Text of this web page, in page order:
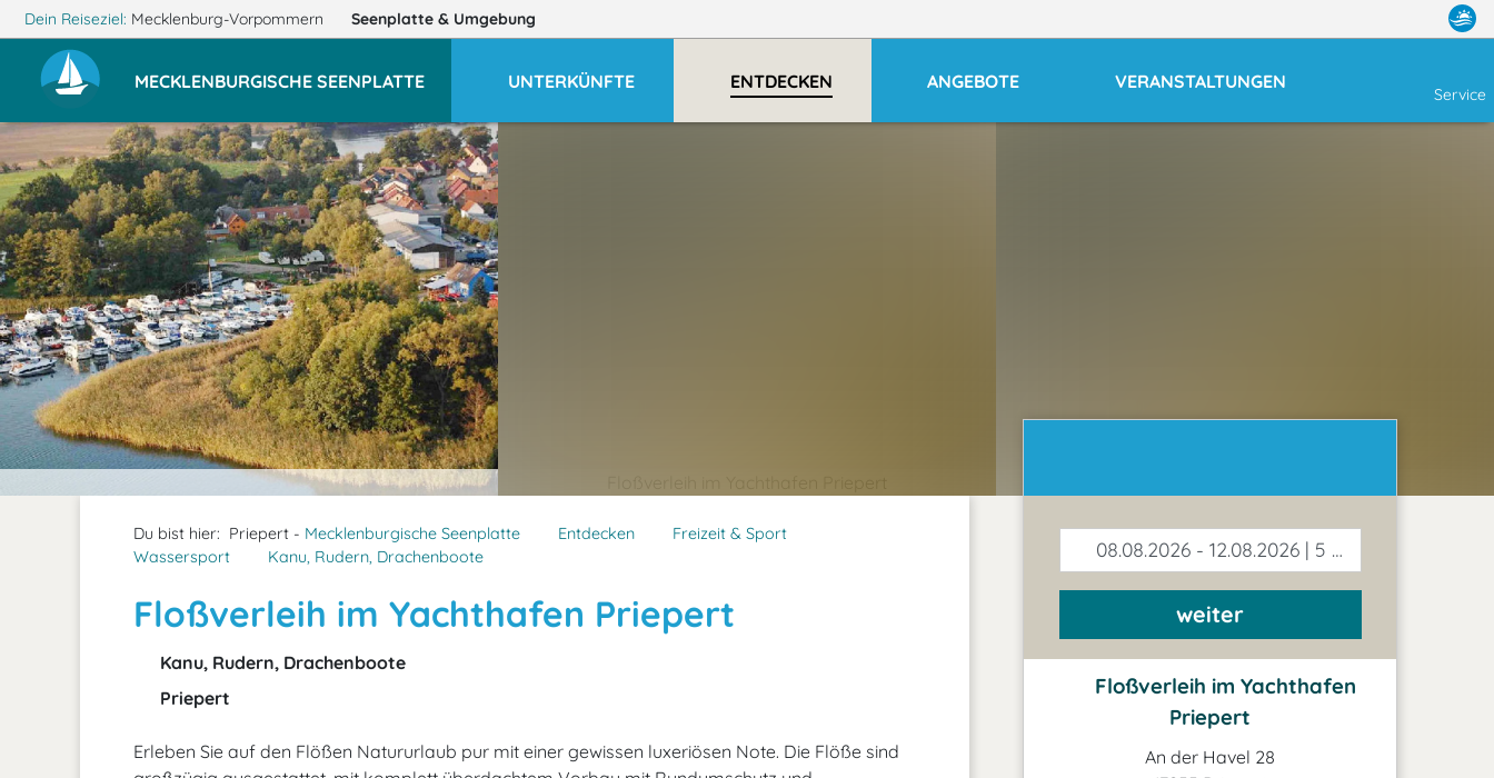
Dein Reiseziel: Mecklenburg-Vorpommern Seenplatte & Umgebung
MECKLENBURGISCHE SEENPLATTE UNTERKÜNFTE ENTDECKEN ANGEBOTE VERANSTALTUNGEN
Service
Du bist hier: Priepert - Mecklenburgische Seenplatte Entdecken
Freizeit & Sport
Wassersport
Kanu, Rudern, Drachenboote
Floßverleih im Yachthafen Priepert
Kanu, Rudern, Drachenboote
Priepert
Erleben Sie auf den Flößen Natururlaub pur mit einer gewissen luxeriösen Note. Die Flöße sind
08.08.2026 - 12.08.2026 | 5 Tage
weiter
Floßverleih im Yachthafen
Priepert
An der Havel 28